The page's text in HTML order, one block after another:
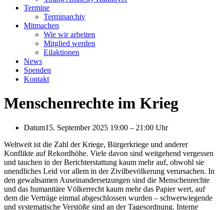
Termine
Terminarchiv
Mitmachen
Wie wir arbeiten
Mitglied werden
Eilaktionen
News
Spenden
Kontakt
Menschenrechte im Krieg
Datum15. September 2025 19:00 – 21:00 Uhr
Weltweit ist die Zahl der Kriege, Bürgerkriege und anderer
Konflikte auf Rekordhöhe. Viele davon sind weitgehend vergessen
und tauchen in der Berichterstattung kaum mehr auf, obwohl sie
unendliches Leid vor allem in der Zivilbevölkerung verursachen. In
den gewaltsamen Auseinandersetzungen sind die Menschenrechte
und das humanitäre Völkerrecht kaum mehr das Papier wert, auf
dem die Verträge einmal abgeschlossen wurden – schwerwiegende
und systematische Verstöße sind an der Tagesordnung. Interne